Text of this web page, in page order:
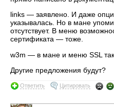
links — заявлено. И даже
указывалась. Но в мане
отсутствует. В меню
сертификата — тоже.
w3m — в мане и меню SSL
Другие предложения будут?
Ответить Цитировать